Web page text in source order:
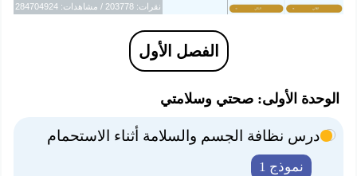
نقرات: 203778 / مشاهدات: 284704924
الفصل الأول
الوحدة الأولى: صحتي وسلامتي
درس نظافة الجسم والسلامة أثناء الاستحمام
نموذج 1